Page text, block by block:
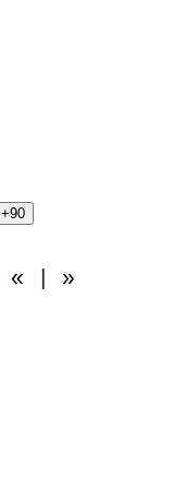
« | »